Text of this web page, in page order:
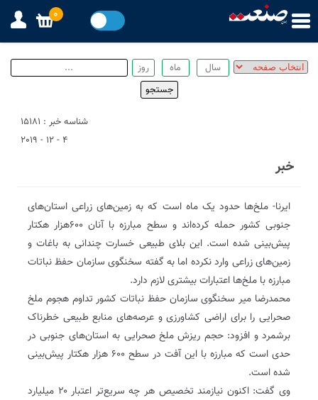
شناسه خبر : 15181
4 - 12 - 2019
خبر
ایرنا- ملخ‌ها حدود یک ماه است که به زمین‌های زراعی استان‌های
جنوبی کشور حمله کرده‌اند و سطح مبارزه با آنان ۶۰۰هزار هکتار
پیش‌بینی شده است‌. این بلای طبیعی خسارت چندانی به باغات و
زمین‌های زراعی وارد نکرده‌ اما به گفته سخنگوی سازمان حفظ نباتات
مبارزه با ملخ‌ها اعتبارات بیشتری لازم دارد.
محمدرضا میر سخنگوی سازمان حفظ نباتات کشور تداوم هجوم ملخ
صحرایی را برای اراضی کشاورزی و عرصه‌های منابع طبیعی خطرناک
برشمرد و افزود: حجم ریزش ملخ صحرایی به استان‌های جنوبی در
حدی است که مبارزه با این آفت در سطح ۶۰۰ هزار هکتار پیش‌بینی
شده است.
وی گفت: اکنون نیازمند تخصیص هر چه سریع‌تر اعتبار ۲۰ میلیارد
0